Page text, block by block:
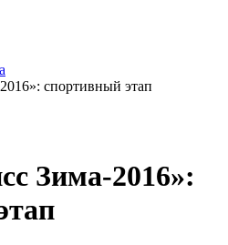
Зима-2016»:
спортивный этап